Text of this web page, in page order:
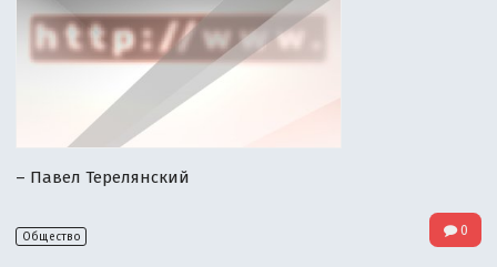
– Павел Терелянский
Общество 0